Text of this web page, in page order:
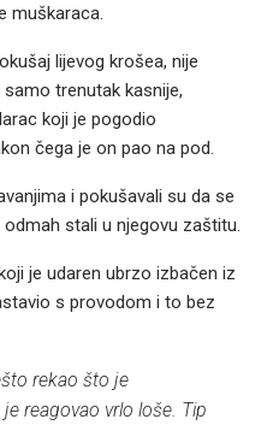
muškaraca.
lijevog krošea, nije
trenutak kasnije,
koji je pogodio
čega je on pao na pod.
i pokušavali su da se
stali u njegovu zaštitu.
je udaren ubrzo izbačen iz
s provodom i to bez
rekao što je
reagovao vrlo loše. Tip